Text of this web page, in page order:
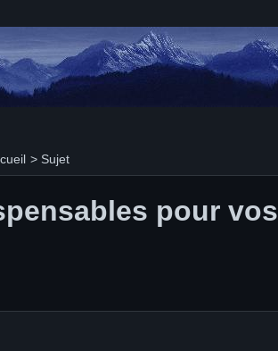
> Sujet
pour vos